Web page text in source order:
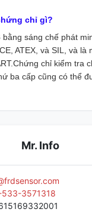
chỉ gì?
bằng sáng chế phát
ATEX, và SIL, và là
chỉ kiểm tra
ba cấp cũng có thể
Mr. Info
3571318